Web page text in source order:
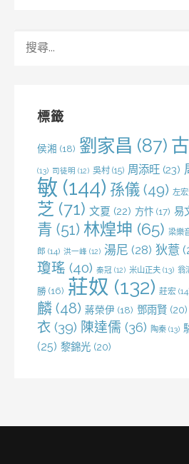
標籤
侯湘 (18) 劉家昌 (87)
(13) 司徒明 (12) 吳村 (15) 周添旺 (23)
敏 (144) 孫儀 (49) 左
芝 (71) 文夏 (22) 方忭 (17) 易
青 (51) 林煌坤 (65) 梁樂
郎 (14) 洪一峰 (12) 湯尼 (28) 狄薏
瓊瑤 (40) 秦冠 (12) 米山正夫 (13) 翁
勝 (16) 莊奴 (132) 莊宏
麟 (48) 蔣榮伊 (18) 鄧雨賢 (20)
衣 (39) 陳達儒 (36) 陶秦 (13)
(25) 黎錦光 (20)